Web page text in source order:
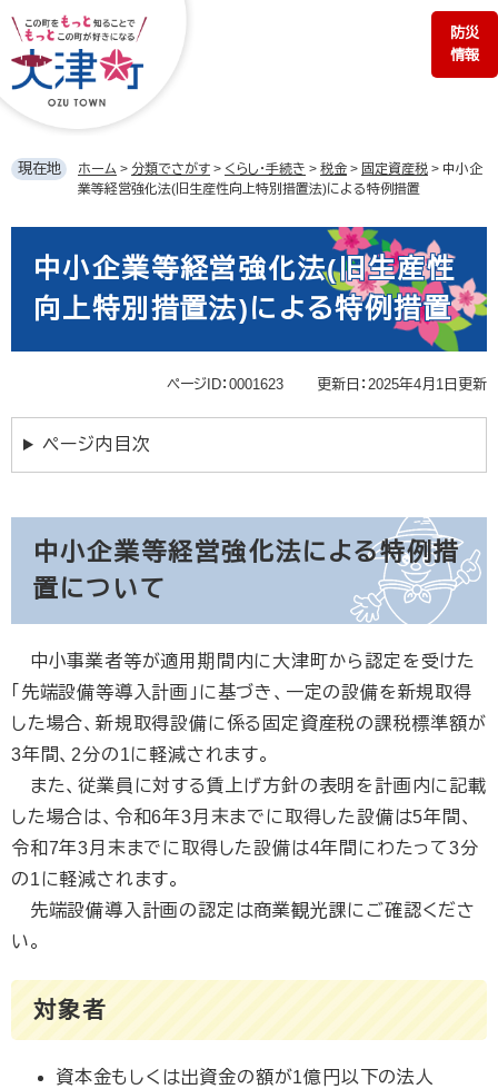
ジ
の
す。
ュ
ー
し
防災
情報
現在地 ホーム > 分類でさがす > くらし・手続き > 税金 > 固定資産税 > 中小企
業等経営強化法(旧生産性向上特別措置法)による特例措置
中小企業等経営強化法(旧生産性
向上特別措置法)による特例措置
ページID：0001623 更新日：2025年4月1日更新
ページ内目次
中小企業等経営強化法による特例措
置について
中小事業者等が適用期間内に大津町から認定を受けた
「先端設備等導入計画」に基づき、一定の設備を新規取得
した場合、新規取得設備に係る固定資産税の課税標準額が
3年間、2分の1に軽減されます。
また、従業員に対する賃上げ方針の表明を計画内に記載
した場合は、令和6年3月末までに取得した設備は5年間、
令和7年3月末までに取得した設備は4年間にわたって3分
の1に軽減されます。
先端設備導入計画の認定は商業観光課にご確認くださ
い。
対象者
資本金もしくは出資金の額が1億円以下の法人